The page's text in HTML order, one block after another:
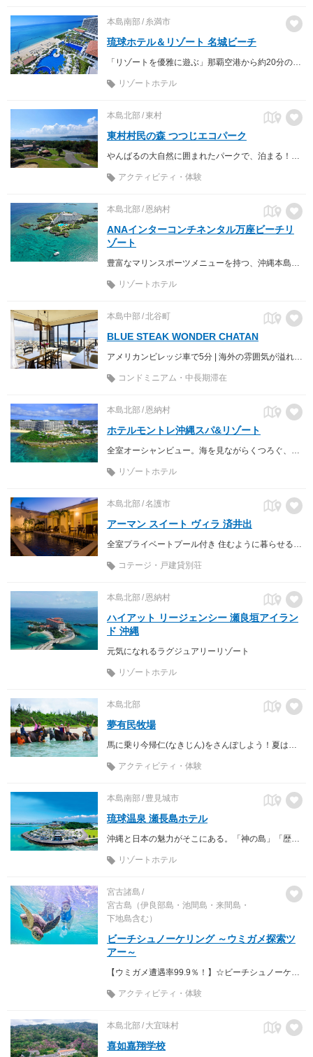
本島南部 糸満市
琉球ホテル＆リゾート 名城ビーチ
「リゾートを優雅に遊ぶ」那覇空港から約20分のラグジュアリーリゾート
リゾートホテル
本島北部 東村
東村村民の森 つつじエコパーク
アクティビティ・体験
本島北部 恩納村
ANAインターコンチネンタル万座ビーチリ
ゾート
リゾートホテル
本島中部 北谷町
BLUE STEAK WONDER CHATAN
アメリカンビレッジ車で5分 | 海外の雰囲気が溢れる北谷砂辺エリア 広さがあり快適・連泊でお得なスタイリッシュコンドミニアム
コンドミニアム・中長期滞在
本島北部 恩納村
ホテルモントレ沖縄スパ&リゾート
リゾートホテル
本島北部 名護市
アーマン スイート ヴィラ 済井出
コテージ・戸建貸別荘
本島北部 恩納村
ハイアット リージェンシー 瀬良垣アイラン
ド 沖縄
元気になれるラグジュアリーリゾート
リゾートホテル
本島北部
夢有民牧場
アクティビティ・体験
本島南部 豊見城市
琉球温泉 瀬長島ホテル
沖縄と日本の魅力がそこにある。「神の島」「歴史の島」、そして「恋の島」。 空と海に包まれる、やすらぎの時。琉球温泉 瀬長島ホテル
リゾートホテル
宮古諸島
宮古島（伊良部島・池間島・来間島・
下地島含む）
ビーチシュノーケリング ～ウミガメ探索ツ
アー～
アクティビティ・体験
本島北部 大宜味村
喜如嘉翔学校